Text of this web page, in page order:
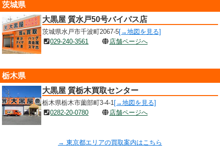
茨城県
大黒屋 質水戸50号バイパス店
茨城県水戸市千波町2067-5[→地図を見る]
029-240-3561
店舗ページへ
栃木県
大黒屋 質栃木買取センター
栃木県栃木市薗部町3-4-1[→地図を見る]
0282-20-0780
店舗ページへ
→ 東京都エリアの買取案内はこちら